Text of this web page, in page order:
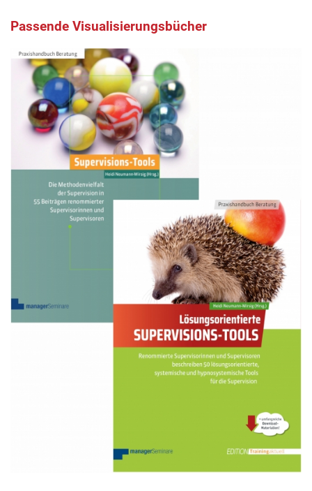
Passende Visualisierungsbücher